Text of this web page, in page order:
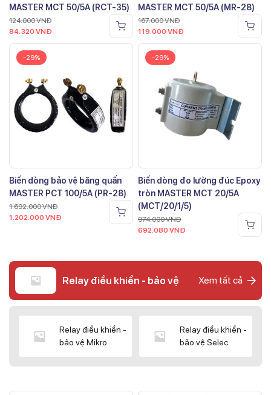
MASTER MCT 50/5A (RCT-35)
124.000VNĐ
84.320 VNĐ
MASTER MCT 50/5A (MR-28)
167.000VNĐ
119.000 VNĐ
-29%
Biến dòng bảo vệ băng quấn
MASTER PCT 100/5A (PR-28)
1.692.000VNĐ
1.202.000 VNĐ
-29%
Biến dòng đo lường đúc Epoxy
tròn MASTER MCT 20/5A
(MCT/20/1/5)
974.000VNĐ
692.080 VNĐ
Relay điều khiển - bảo vệ Xem tất cả
Relay điều khiển -
bảo vệ Mikro
Relay điều khiển -
bảo vệ Selec